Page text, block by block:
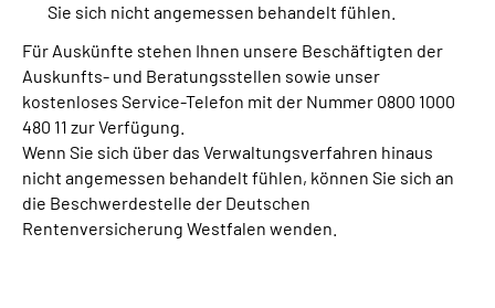
Sie sich nicht angemessen behandelt fühlen.
Für Auskünfte stehen Ihnen unsere Beschäftigten der
Auskunfts- und Beratungsstellen sowie unser
kostenloses Service-Telefon mit der Nummer 0800 1000
480 11 zur Verfügung.
Wenn Sie sich über das Verwaltungsverfahren hinaus
nicht angemessen behandelt fühlen, können Sie sich an
die Beschwerdestelle der Deutschen
Rentenversicherung Westfalen wenden.